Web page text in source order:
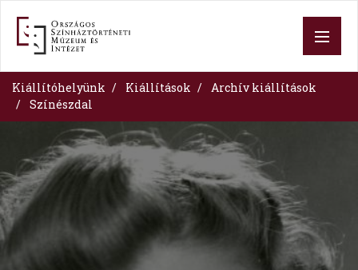
content
Kiállítóhelyünk Kiállítások
Archív kiállítások
Színészdal